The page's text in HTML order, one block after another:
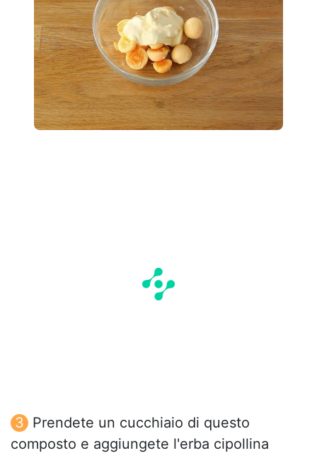
Prendete un cucchiaio di questo
composto e aggiungete l'erba cipollina